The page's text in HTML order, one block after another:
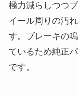
極力減らしつつ
イール周りの汚
す。ブレーキの
ているため純正
です。